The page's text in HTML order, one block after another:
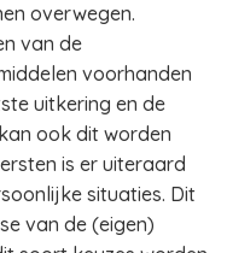
overwegen.
van de
voorhanden
uitkering en de
ook dit worden
is er uiteraard
situaties. Dit
van de (eigen)